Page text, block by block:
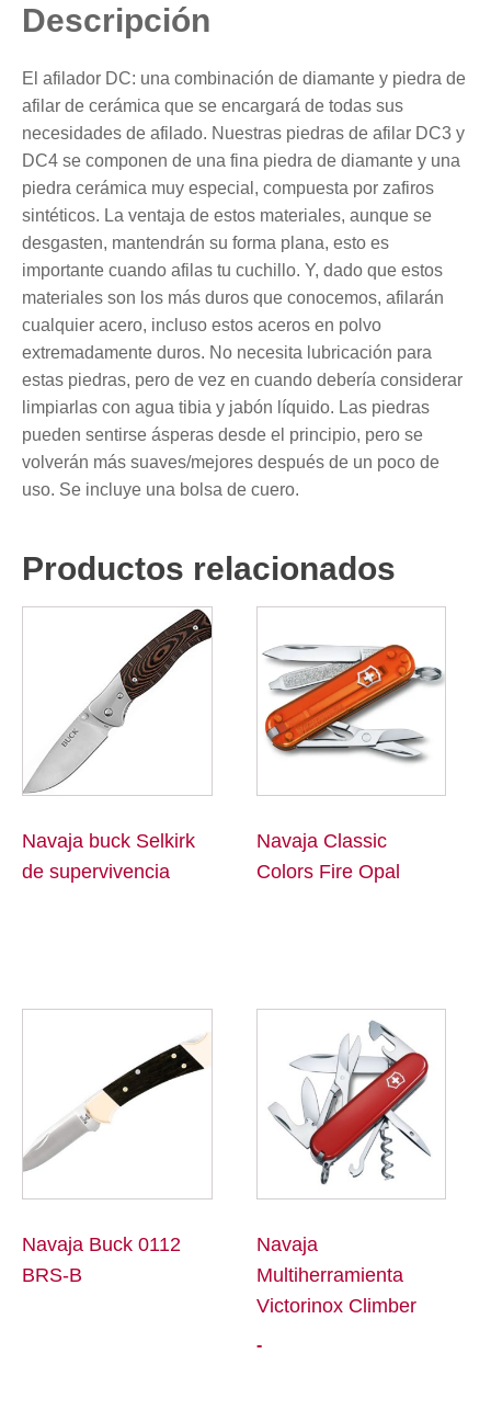
Descripción
El afilador DC: una combinación de diamante y piedra de
afilar de cerámica que se encargará de todas sus
necesidades de afilado. Nuestras piedras de afilar DC3 y
DC4 se componen de una fina piedra de diamante y una
piedra cerámica muy especial, compuesta por zafiros
sintéticos. La ventaja de estos materiales, aunque se
desgasten, mantendrán su forma plana, esto es
importante cuando afilas tu cuchillo. Y, dado que estos
materiales son los más duros que conocemos, afilarán
cualquier acero, incluso estos aceros en polvo
extremadamente duros. No necesita lubricación para
estas piedras, pero de vez en cuando debería considerar
limpiarlas con agua tibia y jabón líquido. Las piedras
pueden sentirse ásperas desde el principio, pero se
volverán más suaves/mejores después de un poco de
uso. Se incluye una bolsa de cuero.
Productos relacionados
Navaja buck Selkirk
de supervivencia
Navaja Classic
Colors Fire Opal
Navaja Buck 0112
BRS-B
Navaja
Multiherramienta
Victorinox Climber
-Rango
producto
múltiples
variantes.
se
pueden
elegir